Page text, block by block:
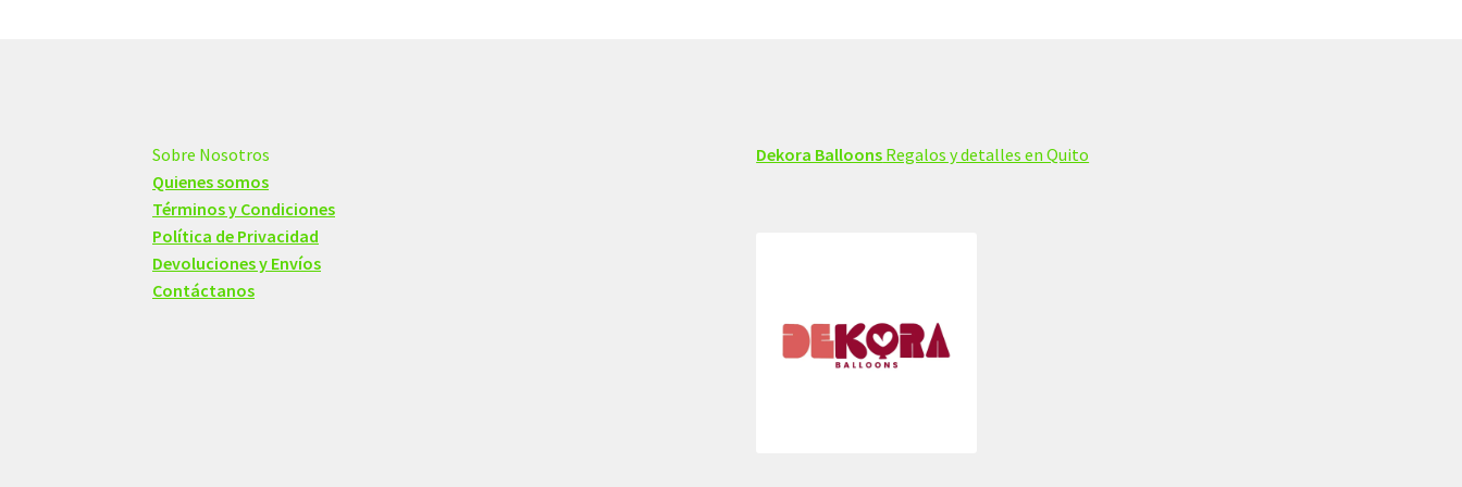
Sobre Nosotros
Quienes somos
Términos y Condiciones
Política de Privacidad
Devoluciones y Envíos
Contáctanos
Dekora Balloons Regalos y detalles en Quito